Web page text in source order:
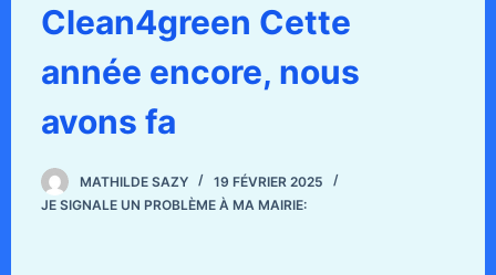
Clean4green Cette
année encore, nous
avons fa
MATHILDE SAZY
19 FÉVRIER 2025
JE SIGNALE UN PROBLÈME À MA MAIRIE: